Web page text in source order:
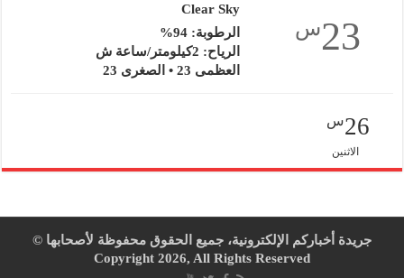
23س
Clear Sky
الرطوبة: 94%
الرياح: 2كيلومتر/ساعة ش
العظمى 23 • الصغرى 23
26س
الاثنين
جريدة أخباركم الإلكترونية، جميع الحقوق محفوظة لأصحابها ©
Copyright 2026, All Rights Reserved